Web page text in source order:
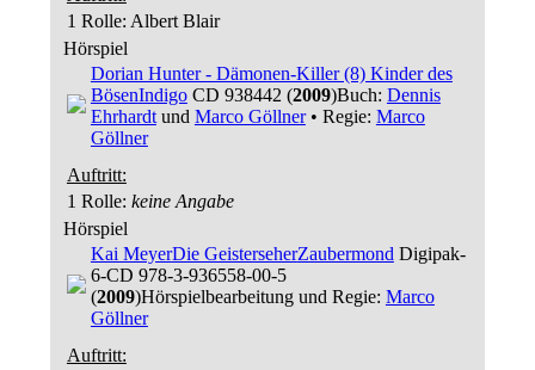
1 Rolle: Albert Blair
Hörspiel
Dorian Hunter - Dämonen-Killer (8) Kinder des
BösenIndigoCD 938442 (2009)Buch: Dennis
Ehrhardtund Marco Göllner• Regie: Marco
Göllner
Auftritt:
1 Rolle: keine Angabe
Hörspiel
Kai MeyerDie GeisterseherZaubermond Digipak-
6-CD 978-3-936558-00-5
(2009)Hörspielbearbeitung und Regie: Marco
Göllner
Auftritt: